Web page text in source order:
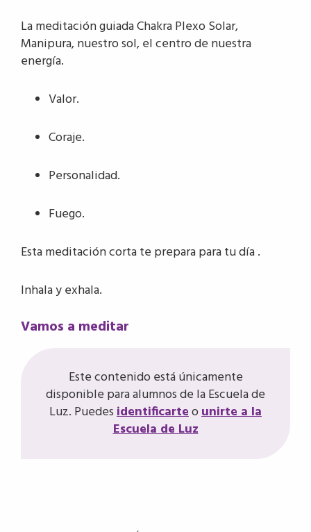
La meditación guiada Chakra Plexo Solar,
Manipura, nuestro sol, el centro de nuestra
energía.
Valor.
Coraje.
Personalidad.
Fuego.
Esta meditación corta te prepara para tu día .
Inhala y exhala.
Vamos a meditar
Este contenido está únicamente
disponible para alumnos de la Escuela de
Luz. Puedesidentificarteounirte a la
Escuela de Luz